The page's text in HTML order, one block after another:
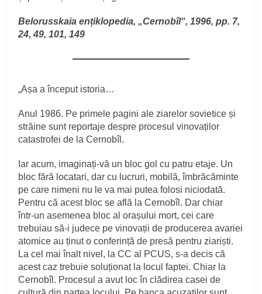
Belorusskaia ențiklopedia, „Cernobîl“, 1996, pp. 7,
24, 49, 101, 149
„Așa a început istoria…
Anul 1986. Pe primele pagini ale ziarelor sovietice și
străine sunt reportaje despre procesul vinovaților
catastrofei de la Cernobîl.
Iar acum, imaginați‑vă un bloc gol cu patru etaje. Un
bloc fără locatari, dar cu lucruri, mobilă, îmbrăcăminte
pe care nimeni nu le va mai putea folosi niciodată.
Pentru că acest bloc se află la Cernobîl. Dar chiar
într‑un asemenea bloc al orașului mort, cei care
trebuiau să‑i judece pe vinovații de producerea avariei
atomice au ținut o conferință de presă pentru ziariști.
La cel mai înalt nivel, la CC al PCUS, s‑a decis că
acest caz trebuie soluționat la locul faptei. Chiar la
Cernobîl. Procesul a avut loc în clădirea casei de